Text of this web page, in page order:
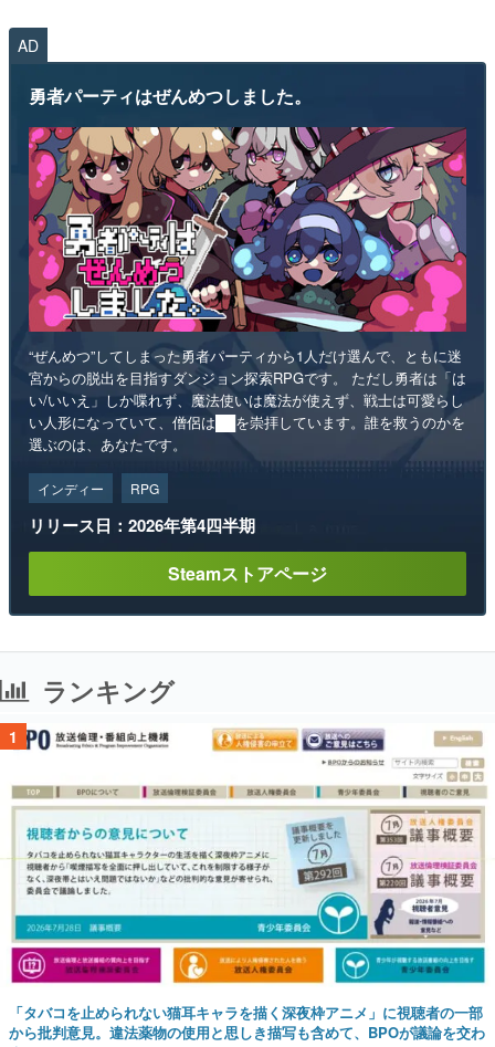
AD
勇者パーティはぜんめつしました。
“ぜんめつ”してしまった勇者パーティから1人だけ選んで、ともに迷
宮からの脱出を目指すダンジョン探索RPGです。 ただし勇者は「は
い/いいえ」しか喋れず、魔法使いは魔法が使えず、戦士は可愛らし
い人形になっていて、僧侶は██を崇拝しています。誰を救うのかを
選ぶのは、あなたです。
インディー RPG
リリース日：2026年第4四半期
Steamストアページ
ランキング
1
「タバコを止められない猫耳キャラを描く深夜枠アニメ」に視聴者の一部
から批判意見。違法薬物の使用と思しき描写も含めて、BPOが議論を交わ